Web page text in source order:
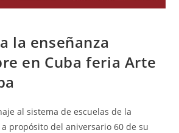
la enseñanza
en Cuba feria Arte
al sistema de escuelas de la
propósito del aniversario 60 de su